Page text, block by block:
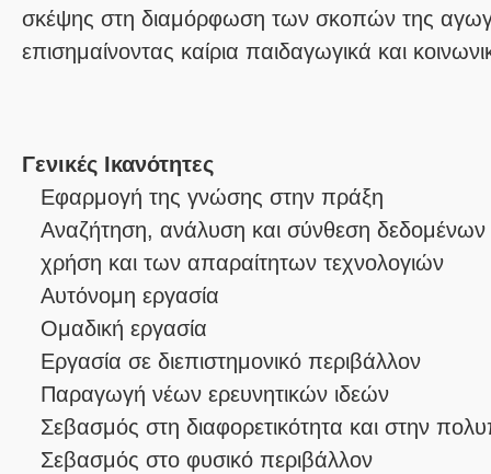
σκέψης στη διαμόρφωση των σκοπών της
επισημαίνοντας καίρια παιδαγωγικά και
Γενικές Ικανότητες
Εφαρμογή της γνώσης στην πράξη
Αναζήτηση, ανάλυση και σύνθεση
χρήση και των απαραίτητων τεχνολογιών
Αυτόνομη εργασία
Ομαδική εργασία
Εργασία σε διεπιστημονικό περιβάλλον
Παραγωγή νέων ερευνητικών ιδεών
Σεβασμός στη διαφορετικότητα και στην
Σεβασμός στο φυσικό περιβάλλον